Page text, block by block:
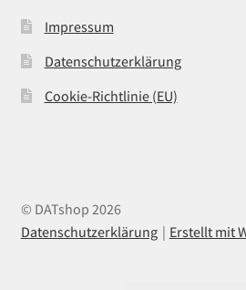
Impressum
Datenschutzerklärung
Cookie-Richtlinie (EU)
© DATshop 2026
Datenschutzerklärung
Erstellt mit